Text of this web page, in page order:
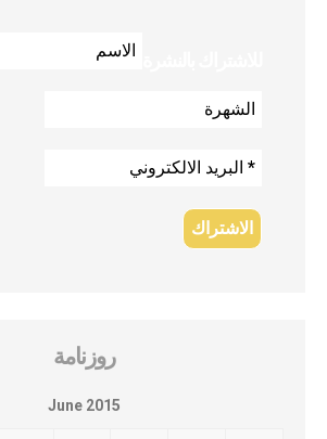
روزنامة
June 2015